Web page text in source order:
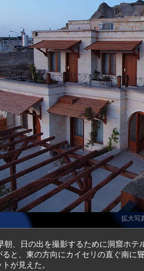
拡大写
、日の出を撮影するために洞窟ホテ
ると、東の方向にカイセリの直ぐ南に
トが見えた。